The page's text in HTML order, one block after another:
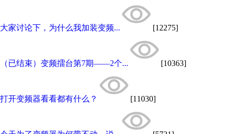
大家讨论下，为什么我加装变频... [12275]
（已结束）变频擂台第7期——2个... [10363]
打开变频器看看都有什么？ [11030]